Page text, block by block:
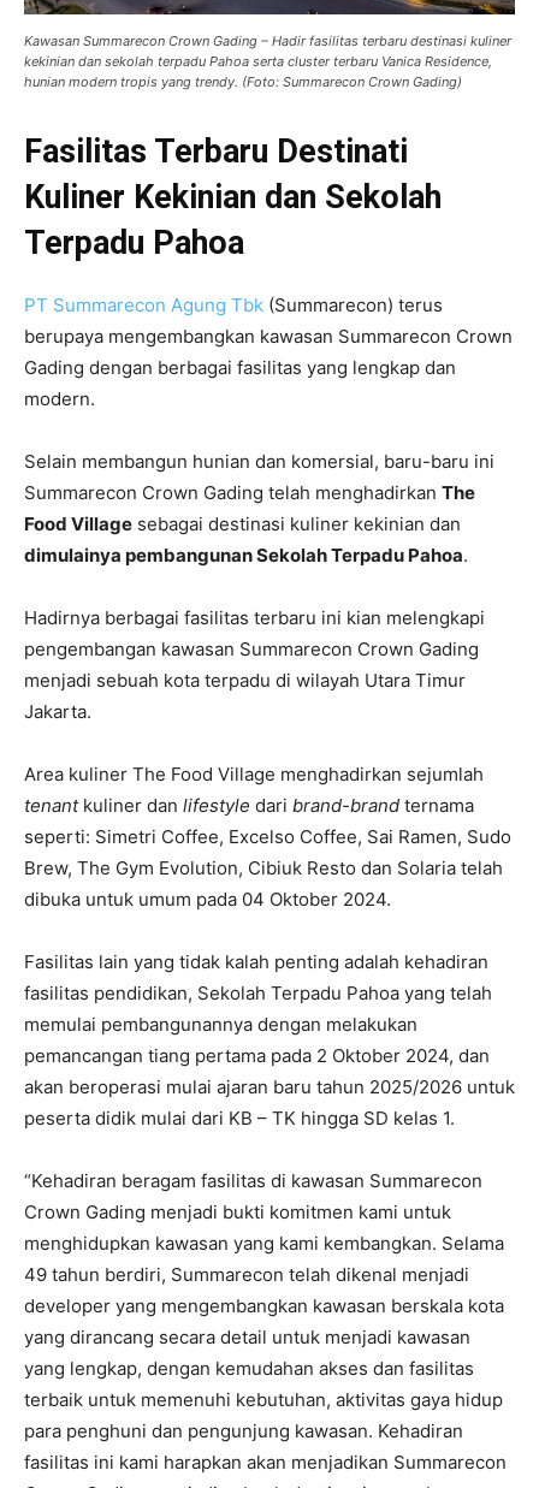
Kawasan Summarecon Crown Gading – Hadir fasilitas terbaru destinasi kuliner
kekinian dan sekolah terpadu Pahoa serta cluster terbaru Vanica Residence,
hunian modern tropis yang trendy. (Foto: Summarecon Crown Gading)
Fasilitas Terbaru Destinati
Kuliner Kekinian dan Sekolah
Terpadu Pahoa
PT Summarecon Agung Tbk (Summarecon) terus
berupaya mengembangkan kawasan Summarecon Crown
Gading dengan berbagai fasilitas yang lengkap dan
modern.
Selain membangun hunian dan komersial, baru-baru ini
Summarecon Crown Gading telah menghadirkan The
Food Village sebagai destinasi kuliner kekinian dan
dimulainya pembangunan Sekolah Terpadu Pahoa.
Hadirnya berbagai fasilitas terbaru ini kian melengkapi
pengembangan kawasan Summarecon Crown Gading
menjadi sebuah kota terpadu di wilayah Utara Timur
Jakarta.
Area kuliner The Food Village menghadirkan sejumlah
tenant kuliner dan lifestyle dari brand-brand ternama
seperti: Simetri Coffee, Excelso Coffee, Sai Ramen, Sudo
Brew, The Gym Evolution, Cibiuk Resto dan Solaria telah
dibuka untuk umum pada 04 Oktober 2024.
Fasilitas lain yang tidak kalah penting adalah kehadiran
fasilitas pendidikan, Sekolah Terpadu Pahoa yang telah
memulai pembangunannya dengan melakukan
pemancangan tiang pertama pada 2 Oktober 2024, dan
akan beroperasi mulai ajaran baru tahun 2025/2026 untuk
peserta didik mulai dari KB – TK hingga SD kelas 1.
“Kehadiran beragam fasilitas di kawasan Summarecon
Crown Gading menjadi bukti komitmen kami untuk
menghidupkan kawasan yang kami kembangkan. Selama
49 tahun berdiri, Summarecon telah dikenal menjadi
developer yang mengembangkan kawasan berskala kota
yang dirancang secara detail untuk menjadi kawasan
yang lengkap, dengan kemudahan akses dan fasilitas
terbaik untuk memenuhi kebutuhan, aktivitas gaya hidup
para penghuni dan pengunjung kawasan. Kehadiran
fasilitas ini kami harapkan akan menjadikan Summarecon